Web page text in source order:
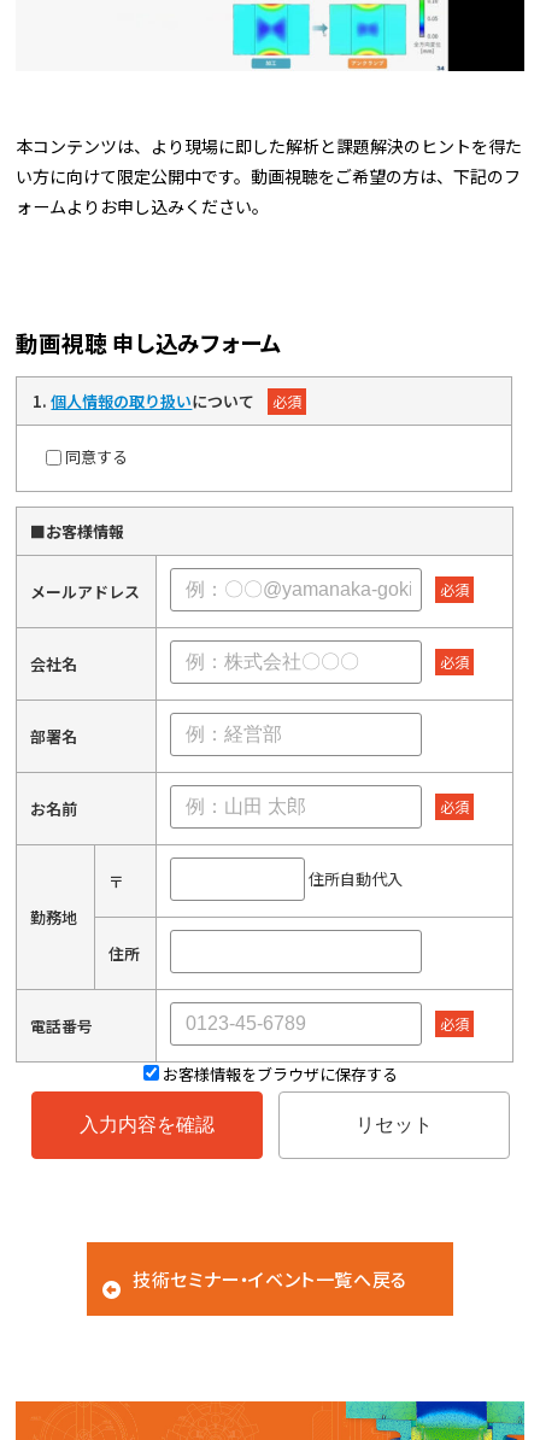
本コンテンツは、より現場に即した解析と課題解決のヒントを得た
い方に向けて限定公開中です。動画視聴をご希望の方は、下記のフ
ォームよりお申し込みください。
動画視聴 申し込みフォーム
1.個人情報の取り扱いについて 必須
同意する
■お客様情報
メールアドレス 必須
会社名 必須
部署名
お名前 必須
勤務地
〒 住所自動代入
住所
電話番号 必須
お客様情報をブラウザに保存する
入力内容を確認 リセット
技術セミナー・イベント一覧へ戻る